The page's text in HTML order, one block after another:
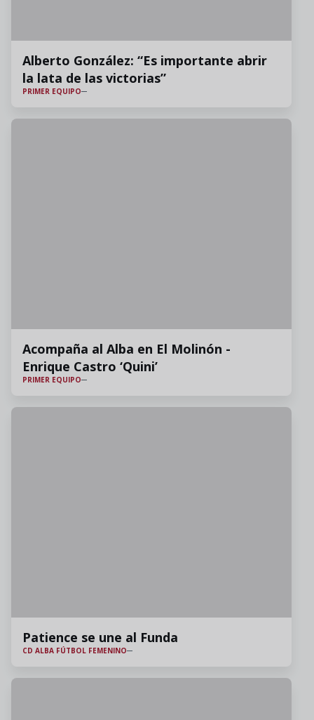
Alberto González: “Es importante abrir
la lata de las victorias”
PRIMER EQUIPO
Acompaña al Alba en El Molinón -
Enrique Castro ‘Quini’
PRIMER EQUIPO
Patience se une al Funda
CD ALBA FÚTBOL FEMENINO